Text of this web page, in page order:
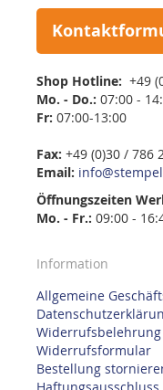
Shop Hotline: +49
Mo. - Do.: 07:00 -
Fr: 07:00-13:00
Fax: +49 (0)30 / 786
Email:
Öffnungszeiten
Mo. - Fr.: 09:00 -
Information
Allgemeine
Widerrufsbelehrung
Widerrufsformular
Bestellung